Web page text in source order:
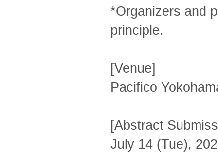
*Organizers and
principle.
[Venue]
Pacifico
[Abstract
July 14 (Tue),